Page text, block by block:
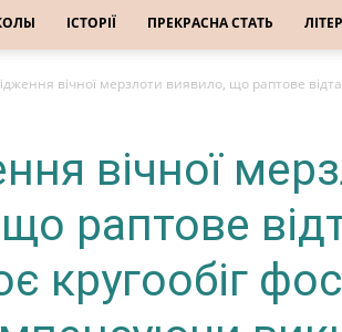
ІСТОРІЇ ПРЕКРАСНА СТАТЬ
вічної мерзлоти виявило, що раптове
вічної
раптове
кругообіг